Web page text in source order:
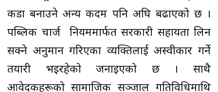
कडा बनाउने अन्य कदम पनि अघि बढाएको छ ।
पब्लिक चार्ज नियममार्फत सरकारी सहायता लिन
सक्ने अनुमान गरिएका व्यक्तिलाई अस्वीकार गर्ने
तयारी भइरहेको जनाइएको छ । साथै
आवेदकहरूको सामाजिक सञ्जाल गतिविधिमाथि